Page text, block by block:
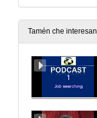
Tamén che interesan